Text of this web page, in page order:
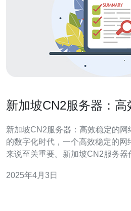
新加坡CN2服务器：高
新加坡CN2服务器：高效稳定的网络连
的数字化时代，一个高效稳定的网
来说至关重要。新加坡CN2服务器
有独特的优势。 CN2服务器是一种基于中国电信Next
2025年4月3日